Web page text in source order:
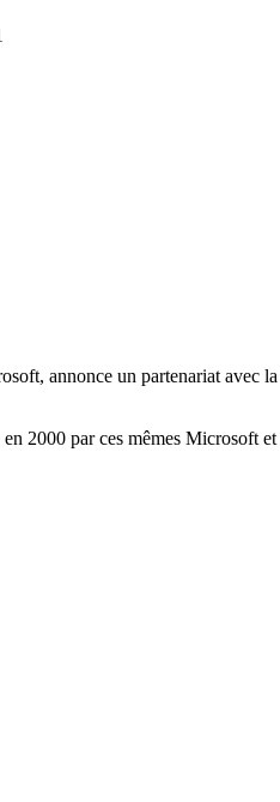
annonce un partenariat avec
2000 par ces mêmes Microsoft